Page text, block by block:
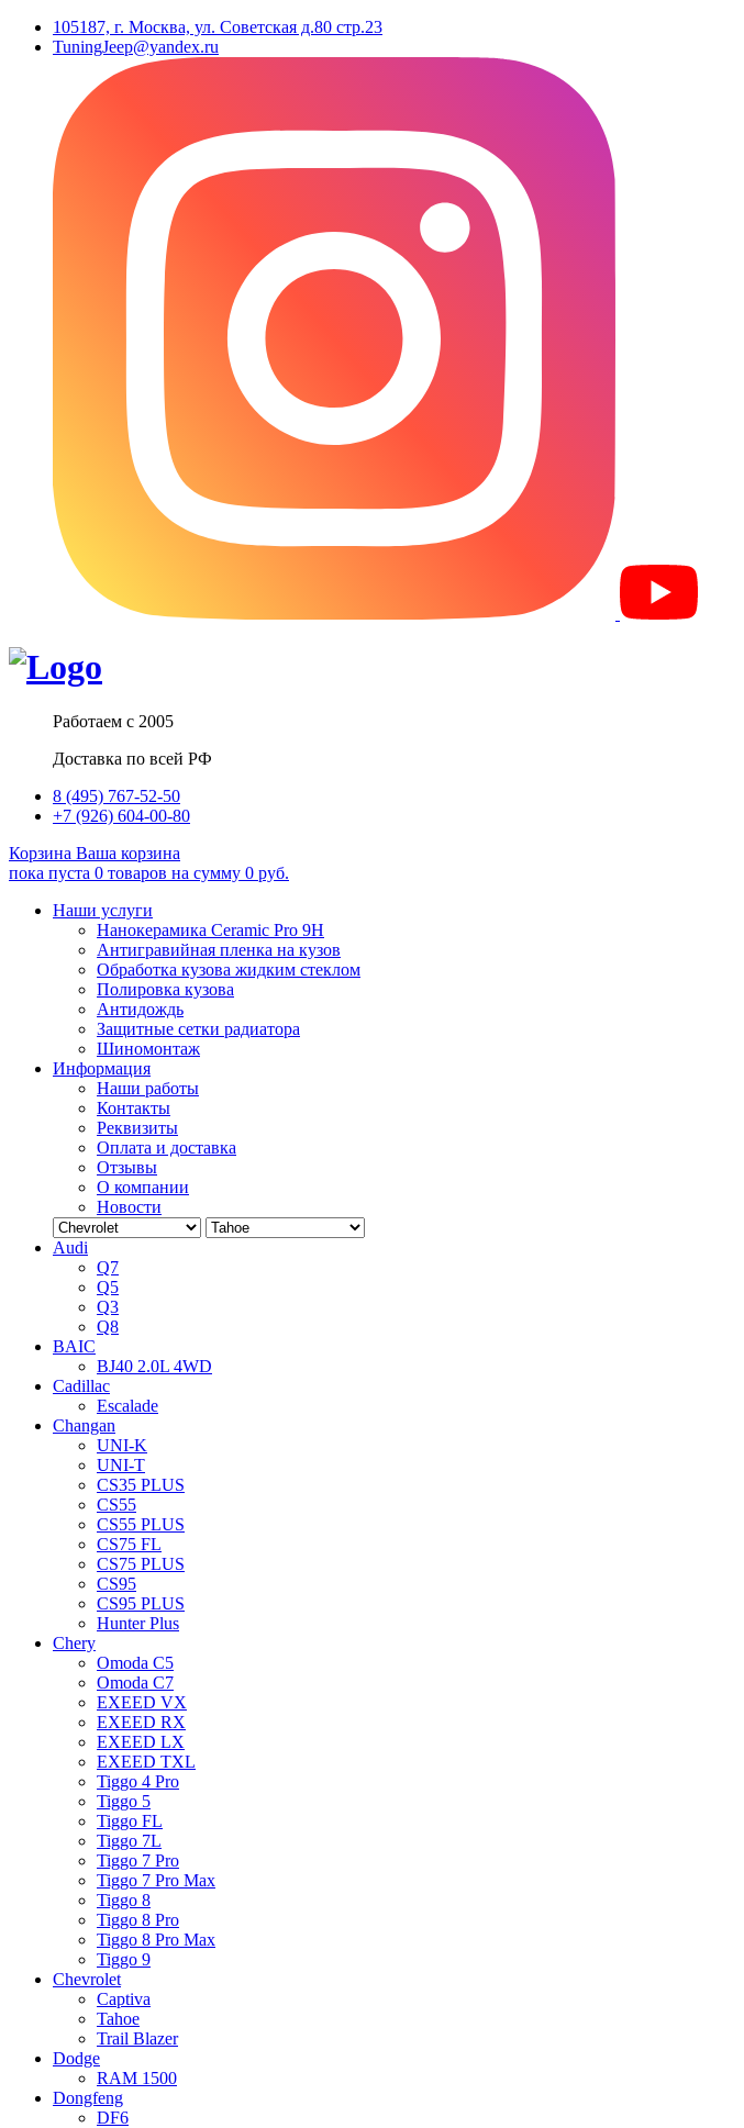
105187, г. Москва, ул. Советская д.80 стр.23
TuningJeep@yandex.ru
Работаем с 2005
Доставка по всей РФ
8 (495) 767-52-50
+7 (926) 604-00-80
Корзина Ваша корзина
пока пуста 0 товаров на сумму 0 руб.
Наши услуги
Нанокерамика Ceramic Pro 9H
Антигравийная пленка на кузов
Обработка кузова жидким стеклом
Полировка кузова
Антидождь
Защитные сетки радиатора
Шиномонтаж
Информация
Наши работы
Контакты
Реквизиты
Оплата и доставка
Отзывы
О компании
Новости
Audi
Q7
Q5
Q3
Q8
BAIC
BJ40 2.0L 4WD
Cadillac
Escalade
Changan
UNI-K
UNI-T
CS35 PLUS
CS55
CS55 PLUS
CS75 FL
CS75 PLUS
CS95
CS95 PLUS
Hunter Plus
Chery
Omoda C5
Omoda C7
EXEED VX
EXEED RX
EXEED LX
EXEED TXL
Tiggo 4 Pro
Tiggo 5
Tiggo FL
Tiggo 7L
Tiggo 7 Pro
Tiggo 7 Pro Max
Tiggo 8
Tiggo 8 Pro
Tiggo 8 Pro Max
Tiggo 9
Chevrolet
Captiva
Tahoe
Trail Blazer
Dodge
RAM 1500
Dongfeng
DF6